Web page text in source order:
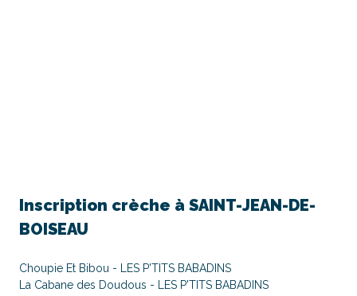
Inscription crèche à SAINT-JEAN-DE-
BOISEAU
Choupie Et Bibou - LES P'TITS BABADINS
La Cabane des Doudous - LES P'TITS BABADINS